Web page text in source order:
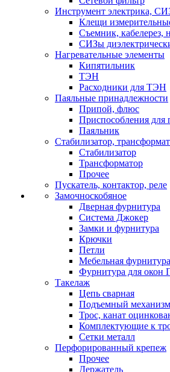
Инструмент электрика,
Клещи
Съемник, кабелерез,
СИЗы
Нагревательные элементы
Кипятильник
ТЭН
Расходники для ТЭН
Паяльные принадлежности
Припой, флюс
Приспособления для
Паяльник
Стабилизатор,
Стабилизатор
Трансформатор
Прочее
Пускатель, контактор, реле
Замочноскобяное
Дверная фурнитура
Система Джокер
Замки и фурнитура
Крючки
Петли
Мебельная фурнитура
Фурнитура для окон
Такелаж
Цепь сварная
Подъемный
Трос, канат
Комплектующие к
Сетки металл
Перфорированный крепеж
Прочее
Держатель